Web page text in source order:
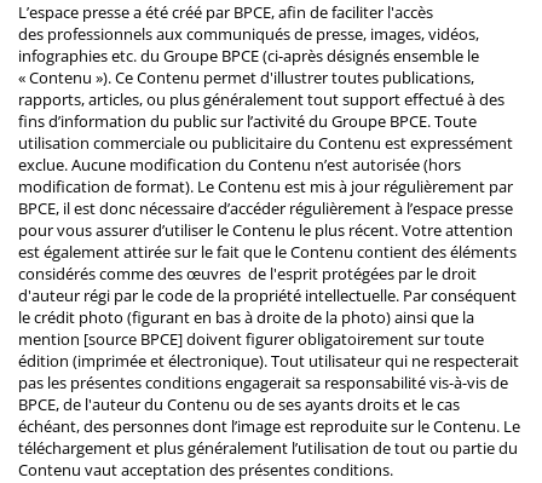
L’espace presse a été créé par BPCE, afin de faciliter l'accès
des professionnels aux communiqués de presse, images, vidéos,
infographies etc. du Groupe BPCE (ci-après désignés ensemble le
« Contenu »). Ce Contenu permet d'illustrer toutes publications,
rapports, articles, ou plus généralement tout support effectué à des
fins d’information du public sur l’activité du Groupe BPCE. Toute
utilisation commerciale ou publicitaire du Contenu est expressément
exclue. Aucune modification du Contenu n’est autorisée (hors
modification de format). Le Contenu est mis à jour régulièrement par
BPCE, il est donc nécessaire d’accéder régulièrement à l’espace presse
pour vous assurer d’utiliser le Contenu le plus récent. Votre attention
est également attirée sur le fait que le Contenu contient des éléments
considérés comme des œuvres de l'esprit protégées par le droit
d'auteur régi par le code de la propriété intellectuelle. Par conséquent
le crédit photo (figurant en bas à droite de la photo) ainsi que la
mention [source BPCE] doivent figurer obligatoirement sur toute
édition (imprimée et électronique). Tout utilisateur qui ne respecterait
pas les présentes conditions engagerait sa responsabilité vis-à-vis de
BPCE, de l'auteur du Contenu ou de ses ayants droits et le cas
échéant, des personnes dont l’image est reproduite sur le Contenu. Le
téléchargement et plus généralement l’utilisation de tout ou partie du
Contenu vaut acceptation des présentes conditions.